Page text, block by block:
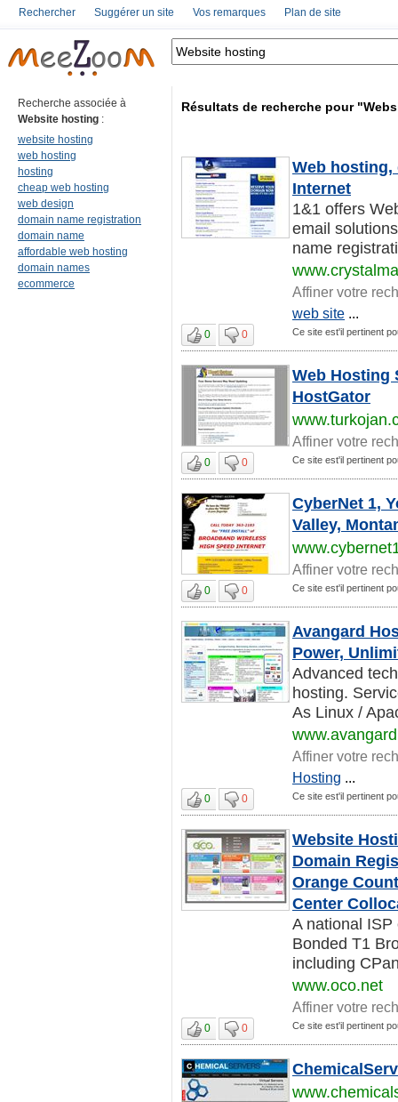
Rechercher Suggérer un site Vos remarques Plan de site
Recherche associée à
Website hosting :
website hosting
web hosting
hosting
cheap web hosting
web design
domain name registration
domain name
affordable web hosting
domain names
ecommerce
Résultats de recherche pour
Web hosting,
Internet
1&1 offers
email
name
Affiner votre
web site ...
0 0 Ce site est'il pertinent
Web Hosting
HostGator
Affiner votre
0 0 Ce site est'il pertinent
CyberNet 1,
Valley,
Affiner votre
0 0 Ce site est'il pertinent
Avangard
Power,
Advanced
hosting.
As Linux /
Affiner votre
Hosting ...
0 0 Ce site est'il pertinent
Website
Domain
Orange
Center
A national
Bonded T1
including
www.oco.net
Affiner votre
0 0 Ce site est'il pertinent